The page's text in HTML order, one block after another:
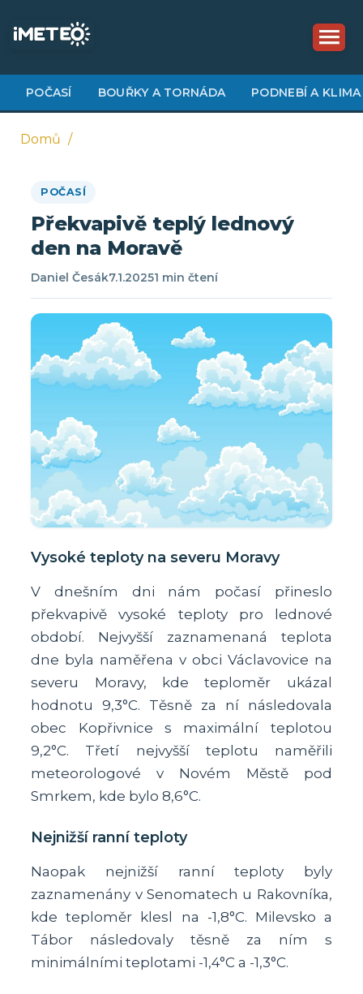
obsahu
POČASÍ BOUŘKY A TORNÁDA PODNEBÍ A KLIMA
navigace
Domů
POČASÍ
Překvapivě teplý lednový
den na Moravě
Daniel Česák7.1.20251 min čtení
Vysoké teploty na severu Moravy
V dnešním dni nám počasí přineslo
překvapivě vysoké teploty pro lednové
období. Nejvyšší zaznamenaná teplota
dne byla naměřena v obci Václavovice na
severu Moravy, kde teploměr ukázal
hodnotu 9,3°C. Těsně za ní následovala
obec Kopřivnice s maximální teplotou
9,2°C. Třetí nejvyšší teplotu naměřili
meteorologové v Novém Městě pod
Smrkem, kde bylo 8,6°C.
Nejnižší ranní teploty
Naopak nejnižší ranní teploty byly
zaznamenány v Senomatech u Rakovníka,
kde teploměr klesl na -1,8°C. Milevsko a
Tábor následovaly těsně za ním s
minimálními teplotami -1,4°C a -1,3°C.